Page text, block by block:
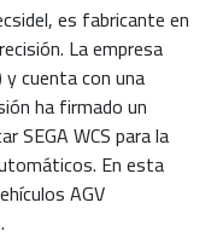
es fabricante en
La empresa
cuenta con una
ha firmado un
SEGA WCS para la
En esta
AGV